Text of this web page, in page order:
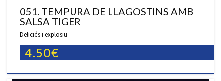
051. TEMPURA DE LLAGOSTINS AMB
SALSA TIGER
Deliciós i explosiu
4.50€